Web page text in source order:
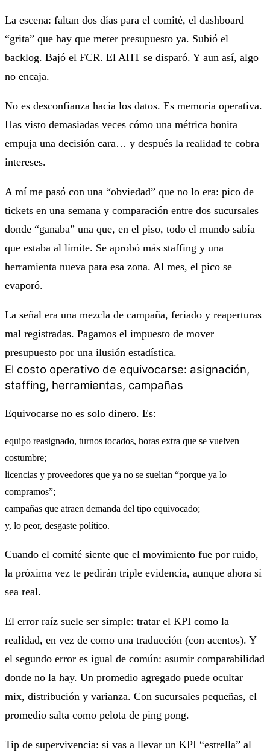
La escena: faltan dos días para el comité, el dashboard
“grita” que hay que meter presupuesto ya. Subió el
backlog. Bajó el FCR. El AHT se disparó. Y aun así, algo
no encaja.
No es desconfianza hacia los datos. Es memoria operativa.
Has visto demasiadas veces cómo una métrica bonita
empuja una decisión cara… y después la realidad te cobra
intereses.
A mí me pasó con una “obviedad” que no lo era: pico de
tickets en una semana y comparación entre dos sucursales
donde “ganaba” una que, en el piso, todo el mundo sabía
que estaba al límite. Se aprobó más staffing y una
herramienta nueva para esa zona. Al mes, el pico se
evaporó.
La señal era una mezcla de campaña, feriado y reaperturas
mal registradas. Pagamos el impuesto de mover
presupuesto por una ilusión estadística.
El costo operativo de equivocarse: asignación,
staffing, herramientas, campañas
Equivocarse no es solo dinero. Es:
equipo reasignado, turnos tocados, horas extra que se vuelven
costumbre;
licencias y proveedores que ya no se sueltan “porque ya lo
compramos”;
campañas que atraen demanda del tipo equivocado;
y, lo peor, desgaste político.
Cuando el comité siente que el movimiento fue por ruido,
la próxima vez te pedirán triple evidencia, aunque ahora sí
sea real.
El error raíz suele ser simple: tratar el KPI como la
realidad, en vez de como una traducción (con acentos). Y
el segundo error es igual de común: asumir comparabilidad
donde no la hay. Un promedio agregado puede ocultar
mix, distribución y varianza. Con sucursales pequeñas, el
promedio salta como pelota de ping pong.
Tip de supervivencia: si vas a llevar un KPI “estrella” al